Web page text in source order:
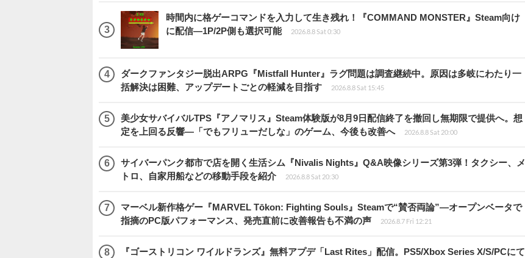
時間内に格ゲーコマンドを入力して生き残れ！『COMMAND MONSTER』Steam向け
に配信―1P/2P側も選択可能
2026.8.8 Sat 0:30
ダークファンタジー脱出ARPG『Mistfall Hunter』ラグ問題は調査継続中。原因は多岐にわたり一
括解決は困難、アップデートごとの軽減を目指す
2026.8.8 Sat 15:45
美少女サバイバルTPS『アノマリス』Steam体験版が8月9日配信終了を撤回し無期限で提供へ。想
定を上回る反響―「でもフリューだしな」のゲーム、今後も改善へ
2026.8.8 Sat 20:00
サイバーパンク都市で店を開く生活シム『Nivalis Nights』Q&A映像シリーズ第3弾！タクシー、メ
トロ、自家用船などの移動手段を紹介
2026.8.8 Sat 20:30
マーベル新作格ゲー『MARVEL Tōkon: Fighting Souls』Steamで“賛否両論”―オープンベータで
指摘のPC版パフォーマンス、発売直前に改善報告も不満の声
2026.8.7 Fri 12:21
『ゴーストリコン ワイルドランズ』無料アプデ「Last Rites」配信。PS5/Xbox Series X/S/PCにて